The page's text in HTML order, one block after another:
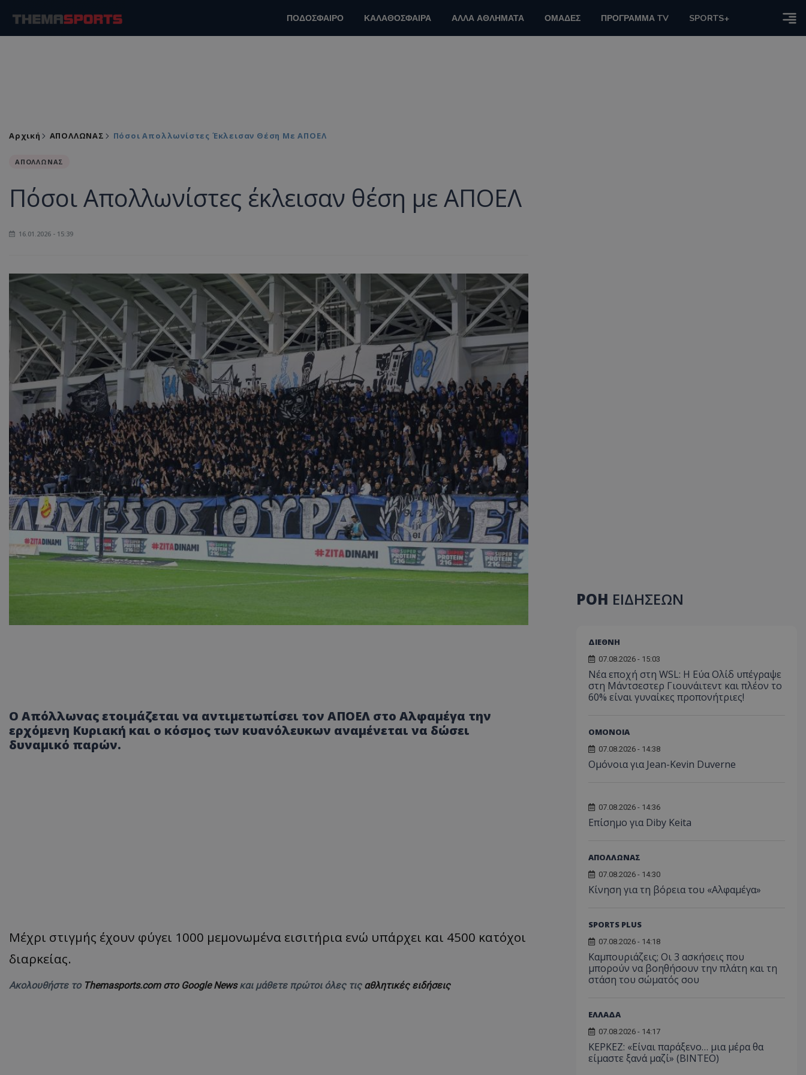
ΠΟΔΟΣΦΑΙΡΟ ΚΑΛΑΘΟΣΦΑΙΡΑ ΑΛΛΑ ΑΘΛΗΜΑΤΑ ΟΜΑΔΕΣ ΠΡΟΓΡΑΜΜΑ TV SPORTS+
Αρχική ΑΠΟΛΛΩΝΑΣ Πόσοι Απολλωνίστες Έκλεισαν Θέση Με ΑΠΟΕΛ
ΑΠΟΛΛΩΝΑΣ
Πόσοι Απολλωνίστες έκλεισαν θέση με ΑΠΟΕΛ
16.01.2026 - 15:39
Ο Απόλλωνας ετοιμάζεται να αντιμετωπίσει τον ΑΠΟΕΛ στο Αλφαμέγα την
ερχόμενη Κυριακή και ο κόσμος των κυανόλευκων αναμένεται να δώσει
δυναμικό παρών.
Μέχρι στιγμής έχουν φύγει 1000 μεμονωμένα εισιτήρια ενώ υπάρχει και 4500 κατόχοι
διαρκείας.
Ακολουθήστε το Themasports.com στο Google Newsκαι μάθετε πρώτοι όλες τις αθλητικές ειδήσεις
ΡΟΗ ΕΙΔΗΣΕΩΝ
ΔΙΕΘΝΗ
07.08.2026 - 15:03
Νέα εποχή στη WSL: Η Εύα Ολίδ υπέγραψε
στη Μάντσεστερ Γιουνάιτεντ και πλέον το
60% είναι γυναίκες προπονήτριες!
ΟΜΟΝΟΙΑ
07.08.2026 - 14:38
Ομόνοια για Jean-Kevin Duverne
07.08.2026 - 14:36
Επίσημο για Diby Keita
ΑΠΟΛΛΩΝΑΣ
07.08.2026 - 14:30
Κίνηση για τη βόρεια του «Αλφαμέγα»
SPORTS PLUS
07.08.2026 - 14:18
Καμπουριάζεις; Οι 3 ασκήσεις που
μπορούν να βοηθήσουν την πλάτη και τη
στάση του σώματός σου
ΕΛΛΑΔΑ
07.08.2026 - 14:17
ΚΕΡΚΕΖ: «Είναι παράξενο… μια μέρα θα
είμαστε ξανά μαζί» (BINTEO)